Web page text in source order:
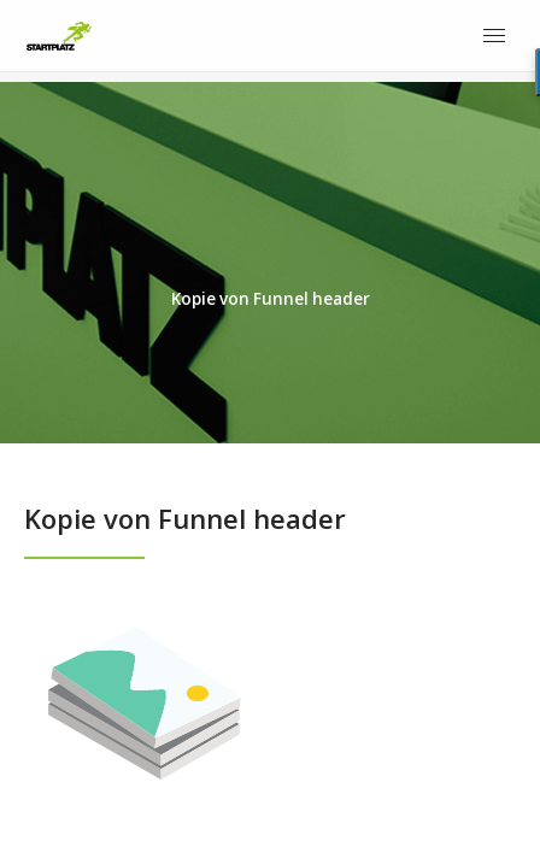
Kopie von Funnel header
Kopie von Funnel header